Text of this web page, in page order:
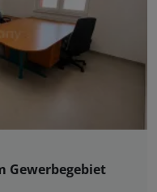
Gewerbegebiet